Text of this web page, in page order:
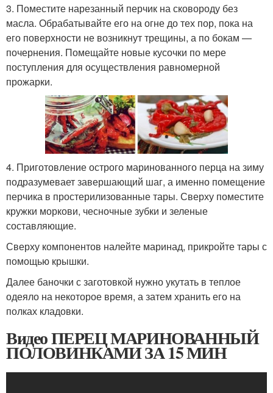
3. Поместите нарезанный перчик на сковороду без
масла. Обрабатывайте его на огне до тех пор, пока на
его поверхности не возникнут трещины, а по бокам —
почернения. Помещайте новые кусочки по мере
поступления для осуществления равномерной
прожарки.
4. Приготовление острого маринованного перца на зиму
подразумевает завершающий шаг, а именно помещение
перчика в простерилизованные тары. Сверху поместите
кружки моркови, чесночные зубки и зеленые
составляющие.
Сверху компонентов налейте маринад, прикройте тары с
помощью крышки.
Далее баночки с заготовкой нужно укутать в теплое
одеяло на некоторое время, а затем хранить его на
полках кладовки.
Видео ПЕРЕЦ МАРИНОВАННЫЙ
ПОЛОВИНКАМИ ЗА 15 МИН